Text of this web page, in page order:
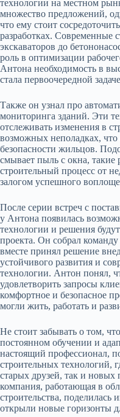
технологии на местном
множество предложений,
что ему стоит
разработках.
экскаваторов до
роль в оптимизации
Антона необходимость в
стала первоочередной
Также он узнал про
мониторинга зданий. Эти
отслеживать изменения в
возможных неполадках,
безопасности жильцов.
смывает пыль с окна,
строительный процесс от
залогом успешного
После серии встреч с
у Антона появилась
технологии и решения
проекта. Он собрал
вместе принял решение
устойчивого развития и
технологии. Антон понял,
удовлетворить запросы
комфортное и безопасное
могли жить, работать и
Не стоит забывать о том,
постоянном обучении и
настоящий профессионал,
строительных технологий,
старых друзей, так и
компания, работающая в
строительства, поделилась
открыли новые горизонты